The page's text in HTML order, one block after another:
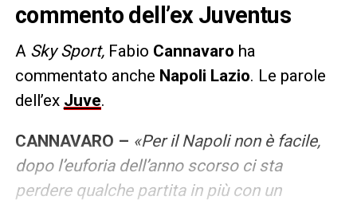
commento dell’ex Juventus
A Sky Sport,Fabio Cannavaro ha
commentato anche Napoli Lazio. Le parole
dell’ex Juve.
CANNAVARO – «Per il Napoli non è facile,
dopo l’euforia dell’anno scorso ci sta
perdere qualche partita in più con un